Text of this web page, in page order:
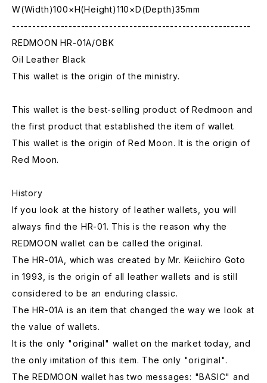
W(Width)100×H(Height)110×D(Depth)35mm
-----------------------------------------------------------
REDMOON HR-01A/OBK
Oil Leather Black
This wallet is the origin of the ministry.
This wallet is the best-selling product of Redmoon and
the first product that established the item of wallet.
This wallet is the origin of Red Moon. It is the origin of
Red Moon.
History
If you look at the history of leather wallets, you will
always find the HR-01. This is the reason why the
REDMOON wallet can be called the original.
The HR-01A, which was created by Mr. Keiichiro Goto
in 1993, is the origin of all leather wallets and is still
considered to be an enduring classic.
The HR-01A is an item that changed the way we look at
the value of wallets.
It is the only "original" wallet on the market today, and
the only imitation of this item. The only "original".
The REDMOON wallet has two messages: "BASIC" and